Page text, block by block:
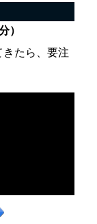
）
たら、要注